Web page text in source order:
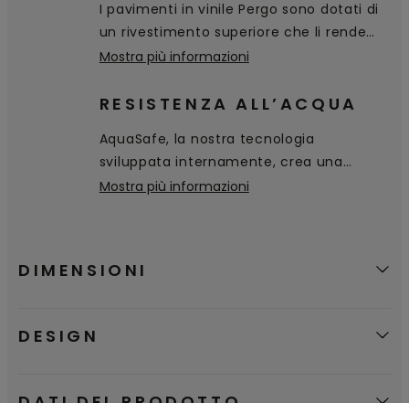
I pavimenti in vinile Pergo sono dotati di
un rivestimento superiore che li rende
resistenti a macchie e usura.
Mostra più informazioni
RESISTENZA ALL’ACQUA
AquaSafe, la nostra tecnologia
sviluppata internamente, crea una
superficie sigillata e a tenuta stagna al
superficie e può essere facilmente
Mostra più informazioni
DIMENSIONI
DESIGN